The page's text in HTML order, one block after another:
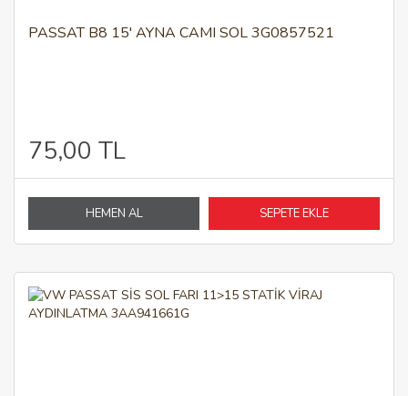
PASSAT B8 15' AYNA CAMI SOL 3G0857521
75,00 TL
HEMEN AL SEPETE EKLE